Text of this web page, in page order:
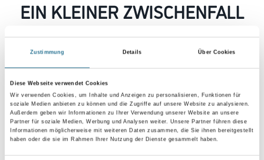
Zustimmung Details Über Cookies
Diese Webseite verwendet Cookies
Wir verwenden Cookies, um Inhalte und Anzeigen zu personalisieren, Funktionen für
soziale Medien anbieten zu können und die Zugriffe auf unsere Website zu analysieren.
Außerdem geben wir Informationen zu Ihrer Verwendung unserer Website an unsere
Partner für soziale Medien, Werbung und Analysen weiter. Unsere Partner führen diese
Informationen möglicherweise mit weiteren Daten zusammen, die Sie ihnen bereitgestellt
haben oder die sie im Rahmen Ihrer Nutzung der Dienste gesammelt haben.
EIN KLEINER ZWISCHENFALL
IST AUFGETRETEN
Keine Sorge, wir pinseln schon an der Lösung und
Erkunden Sie in der Zwischenzeit unseren Online-Shop
und lassen Sie sich inspirieren.
ZURÜCK ZUM ONLINE-SHOP